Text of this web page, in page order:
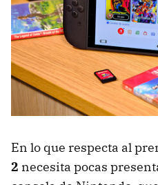
En lo que respecta al
2 necesita pocas